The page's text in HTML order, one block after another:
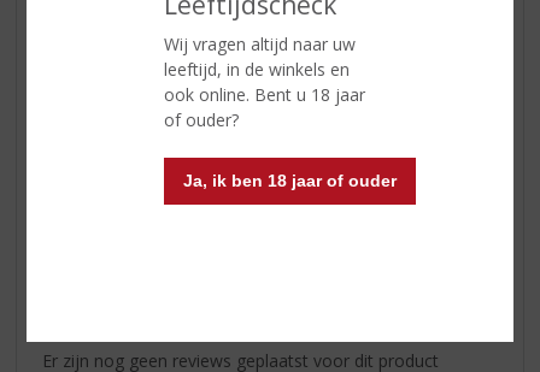
Wij vragen altijd naar uw
leeftijd, in de winkels en
ook online. Bent u 18 jaar
of ouder?
Ja, ik ben 18 jaar of ouder
helder geel
frisse citroen aroma's
tonen van citroen overheersen in
de smaak
lang zacht met een klein zoetje
Er zijn nog geen reviews geplaatst voor dit product